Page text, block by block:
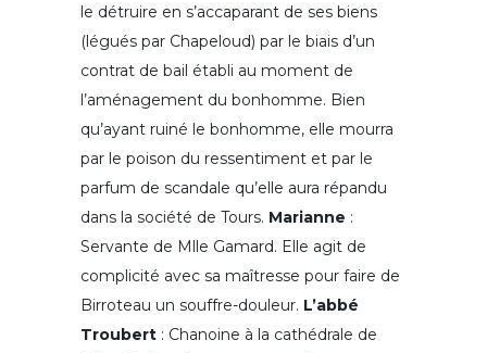
le détruire en s’accaparant de ses biens
(légués par Chapeloud) par le biais d’un
contrat de bail établi au moment de
l’aménagement du bonhomme. Bien
qu’ayant ruiné le bonhomme, elle mourra
par le poison du ressentiment et par le
parfum de scandale qu’elle aura répandu
dans la société de Tours. Marianne :
Servante de Mlle Gamard. Elle agit de
complicité avec sa maîtresse pour faire de
Birroteau un souffre-douleur. L’abbé
Troubert : Chanoine à la cathédrale de